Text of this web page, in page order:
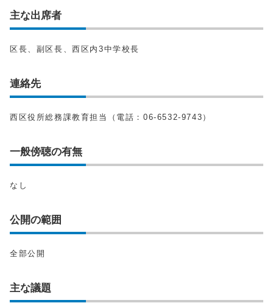
主な出席者
区長、副区長、西区内3中学校長
連絡先
西区役所総務課教育担当（電話：06-6532-9743）
一般傍聴の有無
なし
公開の範囲
全部公開
主な議題